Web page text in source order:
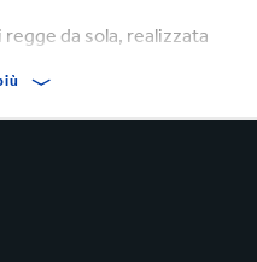
da sola, realizzata
interno, garantendo che
dall'aria esterna.
il rubinetto ad alta
durante la